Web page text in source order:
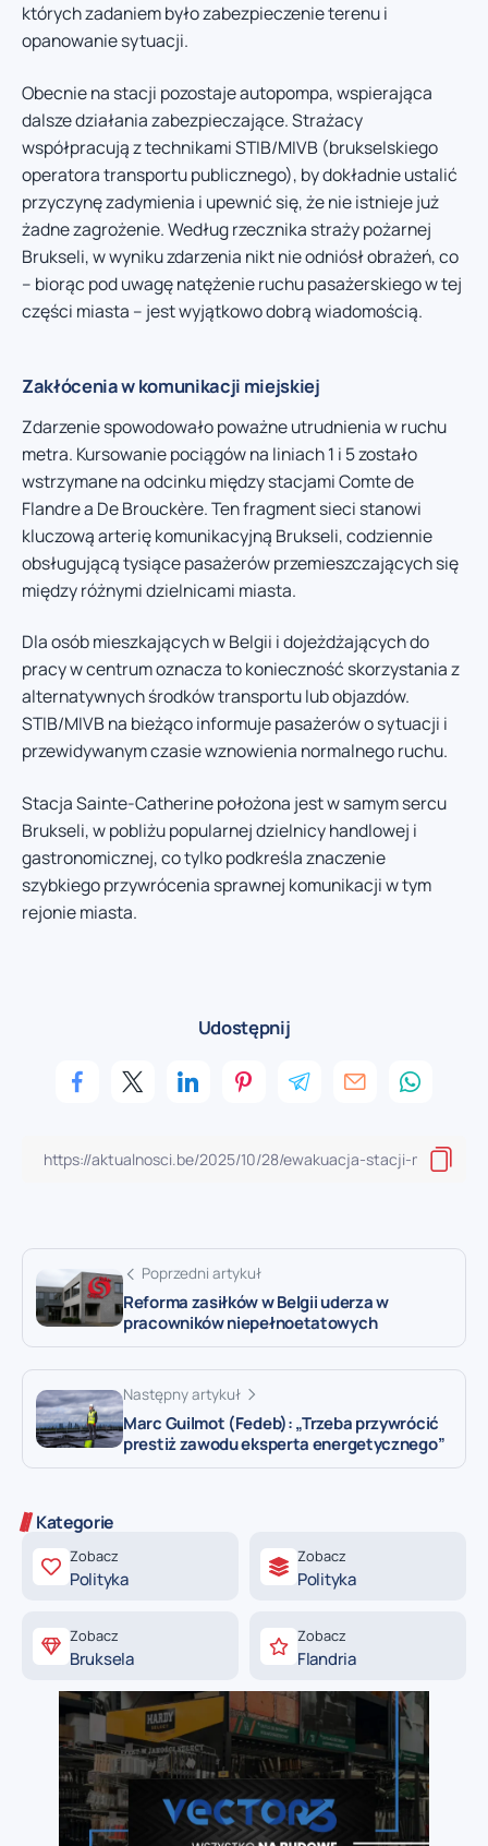
których zadaniem było zabezpieczenie terenu i
opanowanie sytuacji.
Obecnie na stacji pozostaje autopompa, wspierająca
dalsze działania zabezpieczające. Strażacy
współpracują z technikami STIB/MIVB (brukselskiego
operatora transportu publicznego), by dokładnie ustalić
przyczynę zadymienia i upewnić się, że nie istnieje już
żadne zagrożenie. Według rzecznika straży pożarnej
Brukseli, w wyniku zdarzenia nikt nie odniósł obrażeń, co
– biorąc pod uwagę natężenie ruchu pasażerskiego w tej
części miasta – jest wyjątkowo dobrą wiadomością.
Zakłócenia w komunikacji miejskiej
Zdarzenie spowodowało poważne utrudnienia w ruchu
metra. Kursowanie pociągów na liniach 1 i 5 zostało
wstrzymane na odcinku między stacjami Comte de
Flandre a De Brouckère. Ten fragment sieci stanowi
kluczową arterię komunikacyjną Brukseli, codziennie
obsługującą tysiące pasażerów przemieszczających się
między różnymi dzielnicami miasta.
Dla osób mieszkających w Belgii i dojeżdżających do
pracy w centrum oznacza to konieczność skorzystania z
alternatywnych środków transportu lub objazdów.
STIB/MIVB na bieżąco informuje pasażerów o sytuacji i
przewidywanym czasie wznowienia normalnego ruchu.
Stacja Sainte-Catherine położona jest w samym sercu
Brukseli, w pobliżu popularnej dzielnicy handlowej i
gastronomicznej, co tylko podkreśla znaczenie
szybkiego przywrócenia sprawnej komunikacji w tym
rejonie miasta.
Udostępnij
Poprzedni artykuł
Reforma zasiłków w Belgii uderza w
pracowników niepełnoetatowych
Następny artykuł
Marc Guilmot (Fedeb): „Trzeba przywrócić
prestiż zawodu eksperta energetycznego”
Kategorie
Zobacz
Polityka
Zobacz
Polityka
Zobacz
Bruksela
Zobacz
Flandria